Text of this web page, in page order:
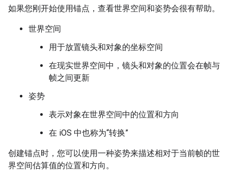
如果您刚开始使用锚点，查看世界空间和姿势会很有帮助。
世界空间
用于放置镜头和对象的坐标空间
在现实世界空间中，镜头和对象的位置会在帧与
帧之间更新
姿势
表示对象在世界空间中的位置和方向
在 iOS 中也称为“转换”
创建锚点时，您可以使用一种姿势来描述相对于当前帧的世
界空间估算值的位置和方向。